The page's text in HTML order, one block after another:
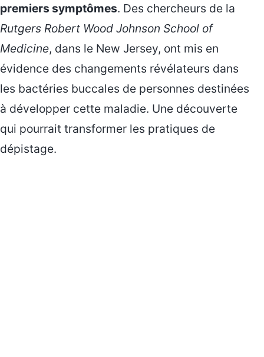
premiers symptômes. Des chercheurs de la
Rutgers Robert Wood Johnson School of
Medicine, dans le New Jersey, ont mis en
évidence des changements révélateurs dans
les bactéries buccales de personnes destinées
à développer cette maladie. Une découverte
qui pourrait transformer les pratiques de
dépistage.